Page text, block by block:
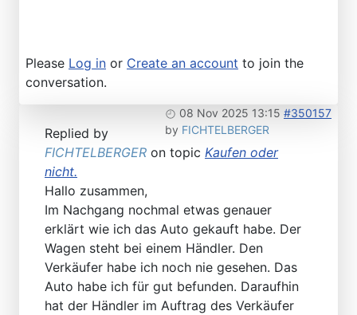
Please Log in or Create an account to join the
conversation.
08 Nov 2025 13:15 #350157
by FICHTELBERGER
Replied by
FICHTELBERGER on topic Kaufen oder
nicht.
Hallo zusammen,
Im Nachgang nochmal etwas genauer
erklärt wie ich das Auto gekauft habe. Der
Wagen steht bei einem Händler. Den
Verkäufer habe ich noch nie gesehen. Das
Auto habe ich für gut befunden. Daraufhin
hat der Händler im Auftrag des Verkäufer